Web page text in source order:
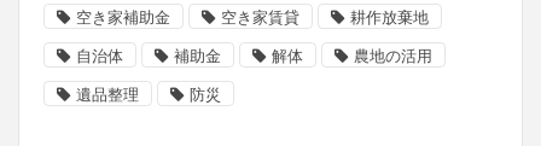
空き家補助金 空き家賃貸 耕作放棄地
自治体 補助金 解体 農地の活用
遺品整理 防災